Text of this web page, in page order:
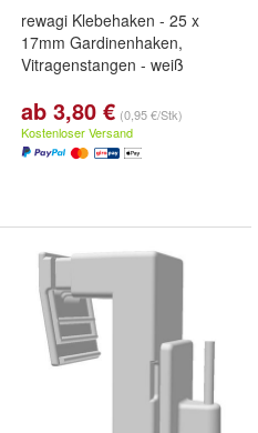
rewagi Klebehaken - 25 x
17mm Gardinenhaken,
Vitragenstangen - weiß
ab 3,80 € (0,95 €/Stk)
Kostenloser Versand